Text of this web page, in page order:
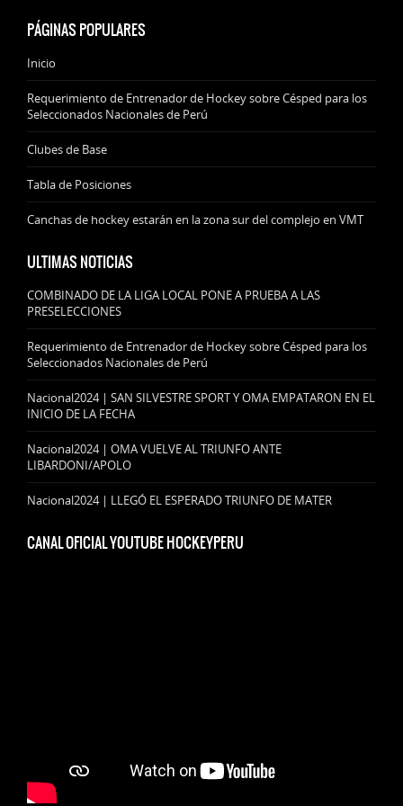
PÁGINAS POPULARES
Inicio
Requerimiento de Entrenador de Hockey sobre Césped para los
Seleccionados Nacionales de Perú
Clubes de Base
Tabla de Posiciones
Canchas de hockey estarán en la zona sur del complejo en VMT
ULTIMAS NOTICIAS
COMBINADO DE LA LIGA LOCAL PONE A PRUEBA A LAS
PRESELECCIONES
Requerimiento de Entrenador de Hockey sobre Césped para los
Seleccionados Nacionales de Perú
Nacional2024 | SAN SILVESTRE SPORT Y OMA EMPATARON EN EL
INICIO DE LA FECHA
Nacional2024 | OMA VUELVE AL TRIUNFO ANTE
LIBARDONI/APOLO
Nacional2024 | LLEGÓ EL ESPERADO TRIUNFO DE MATER
CANAL OFICIAL YOUTUBE HOCKEYPERU